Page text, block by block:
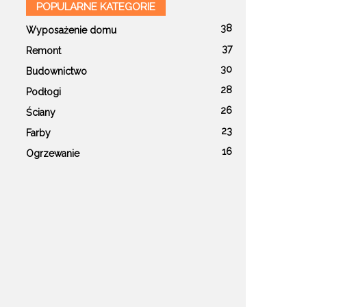
POPULARNE KATEGORIE
Wyposażenie domu 38
Remont 37
Budownictwo 30
Podłogi 28
Ściany 26
Farby 23
Ogrzewanie 16